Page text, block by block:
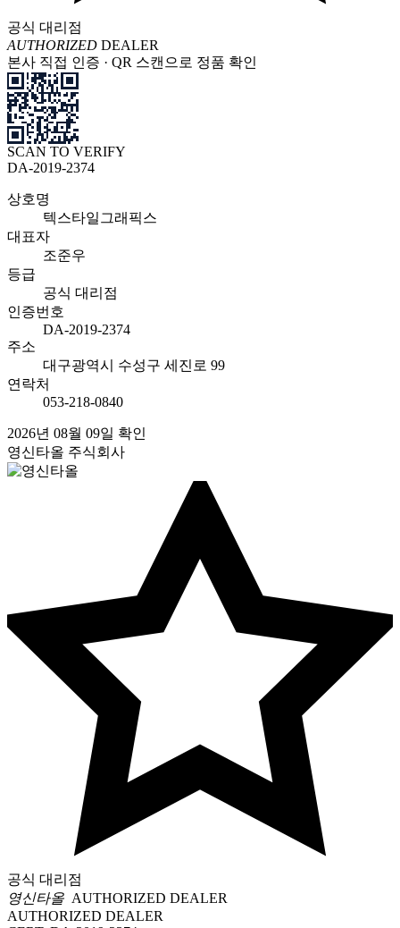
공식 대리점
AUTHORIZED DEALER
본사 직접 인증 · QR 스캔으로 정품 확인
SCAN TO VERIFY
DA-2019-2374
상호명
텍스타일그래픽스
대표자
조준우
등급
공식 대리점
인증번호
DA-2019-2374
주소
대구광역시 수성구 세진로 99
연락처
053-218-0840
2026년 08월 09일 확인
영신타올 주식회사
공식 대리점
영신타올 AUTHORIZED DEALER
AUTHORIZED DEALER